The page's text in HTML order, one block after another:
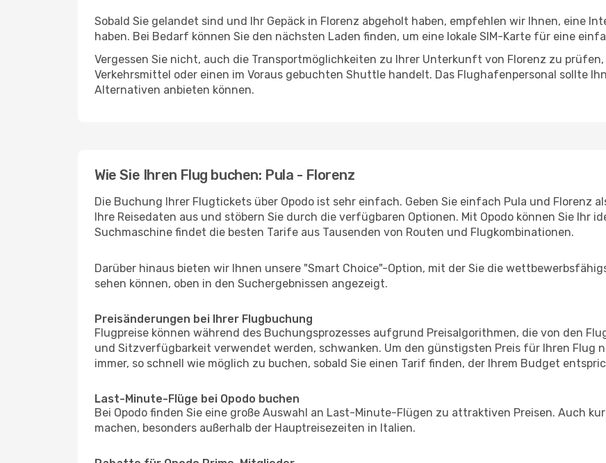
Sobald Sie gelandet sind und Ihr Gepäck in Florenz abgeholt haben, empfehlen wir Ihnen, eine
haben. Bei Bedarf können Sie den nächsten Laden finden, um eine lokale SIM-Karte für eine
Vergessen Sie nicht, auch die Transportmöglichkeiten zu Ihrer Unterkunft von Florenz zu
Verkehrsmittel oder einen im Voraus gebuchten Shuttle handelt. Das Flughafenpersonal sollte
Alternativen anbieten können.
Wie Sie Ihren Flug buchen: Pula - Florenz
Die Buchung Ihrer Flugtickets über Opodo ist sehr einfach. Geben Sie einfach Pula und Florenz
Ihre Reisedaten aus und stöbern Sie durch die verfügbaren Optionen. Mit Opodo können Sie Ihr
Suchmaschine findet die besten Tarife aus Tausenden von Routen und Flugkombinationen.
Darüber hinaus bieten wir Ihnen unsere "Smart Choice"-Option, mit der Sie die
sehen können, oben in den Suchergebnissen angezeigt.
Preisänderungen bei Ihrer Flugbuchung
Flugpreise können während des Buchungsprozesses aufgrund Preisalgorithmen, die von den
und Sitzverfügbarkeit verwendet werden, schwanken. Um den günstigsten Preis für Ihren Flug
immer, so schnell wie möglich zu buchen, sobald Sie einen Tarif finden, der Ihrem Budget
Last-Minute-Flüge bei Opodo buchen
Bei Opodo finden Sie eine große Auswahl an Last-Minute-Flügen zu attraktiven Preisen. Auch
machen, besonders außerhalb der Hauptreisezeiten in Italien.